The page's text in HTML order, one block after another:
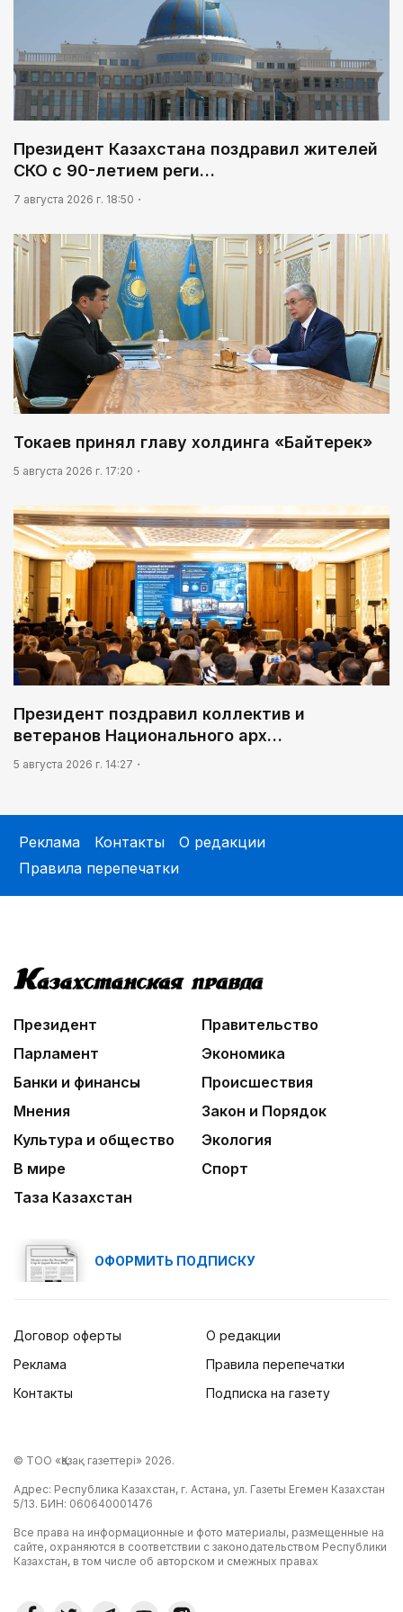
Президент Казахстана поздравил жителей
СКО с 90-летием реги…
7 августа 2026 г. 18:50
Токаев принял главу холдинга «Байтерек»
5 августа 2026 г. 17:20
Президент поздравил коллектив и
ветеранов Национального арх…
5 августа 2026 г. 14:27
Реклама Контакты
О редакции
Правила перепечатки
Президент
Правительство
Парламент
Экономика
Банки и финансы
Происшествия
Мнения
Закон и Порядок
Культура и общество
Экология
В мире
Спорт
Таза Казахстан
ОФОРМИТЬ ПОДПИСКУ
Договор оферты
Реклама
Контакты
О редакции
Правила перепечатки
Подписка на газету
© ТОО «Қазақ газеттері» 2026.
Адрес: Республика Казахстан, г. Астана, ул. Газеты Егемен Казахстан
5/13. БИН: 060640001476
Все права на информационные и фото материалы, размещенные на
сайте, охраняются в соответствии с законодательством Республики
Казахстан, в том числе об авторском и смежных правах